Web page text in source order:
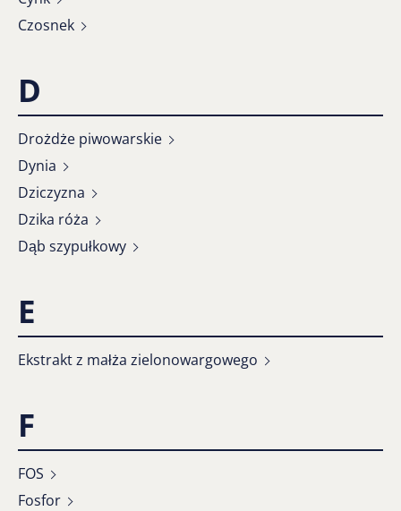
Czosnek
D
Drożdże piwowarskie
Dynia
Dziczyzna
Dzika róża
Dąb szypułkowy
E
Ekstrakt z małża zielonowargowego
F
FOS
Fosfor